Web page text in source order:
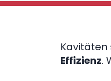
Kavitäten
Effizienz.